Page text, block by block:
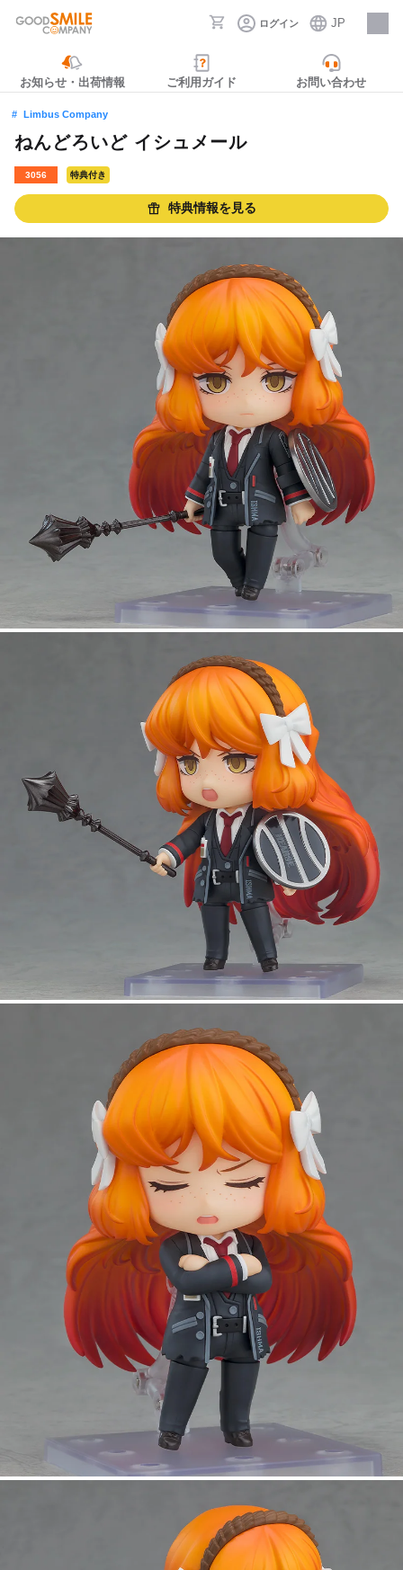
ログイン JP
採用情報
お知らせ・出荷情報 ご利用ガイド お問い合わせ
Limbus Company
ねんどろいど イシュメール
3056 特典付き
特典情報を見る